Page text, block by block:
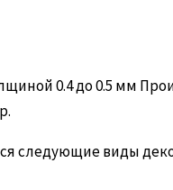
0.4 до 0.5 мм
следующие виды